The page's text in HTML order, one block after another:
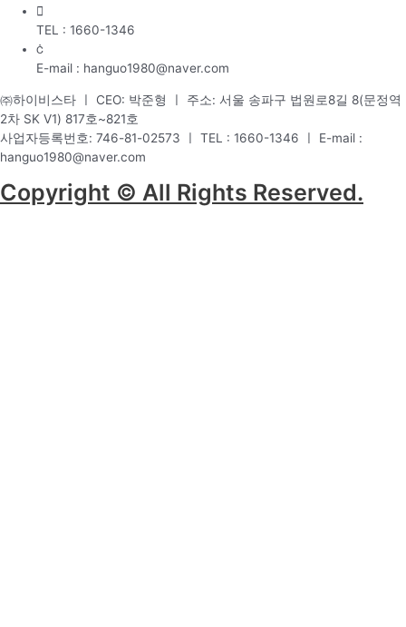
TEL : 1660-1346
E-mail : hanguo1980@naver.com
㈜하이비스타 ㅣ CEO: 박준형 ㅣ 주소: 서울 송파구 법원로8길 8(문정역
2차 SK V1) 817호~821호
사업자등록번호: 746-81-02573 ㅣ TEL : 1660-1346 ㅣ E-mail :
hanguo1980@naver.com
Copyright © All Rights Reserved.